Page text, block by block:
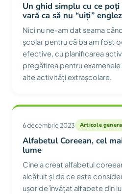
Un ghid simplu cu ce
vară ca să nu “uiți”
Nici nu ne-am dat seama
școlar pentru că ba am fost
efective, cu planificarea
pregătirea pentru
alte activități extrașcolare.
6 decembrie 2023 Articole
Alfabetul Coreean, cel
lume
Cine a creat alfabetul
alcătuit și de ce este
ușor de învățat alfabete din